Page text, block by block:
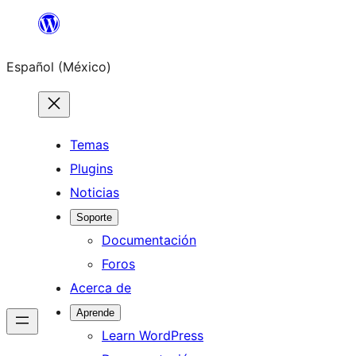
Saltar
contenido
Español (México)
Temas
Plugins
Noticias
Soporte
Documentación
Foros
Acerca de
Aprende
Learn WordPress